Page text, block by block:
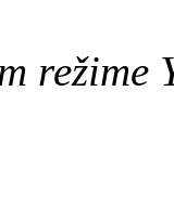
režime